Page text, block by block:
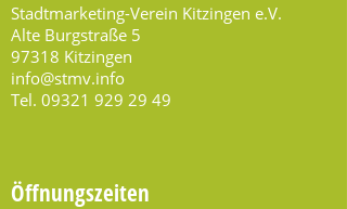
Stadtmarketing-Verein Kitzingen e.V.
Alte Burgstraße 5
97318 Kitzingen
info@stmv.info
Tel. 09321 929 29 49
Öffnungszeiten